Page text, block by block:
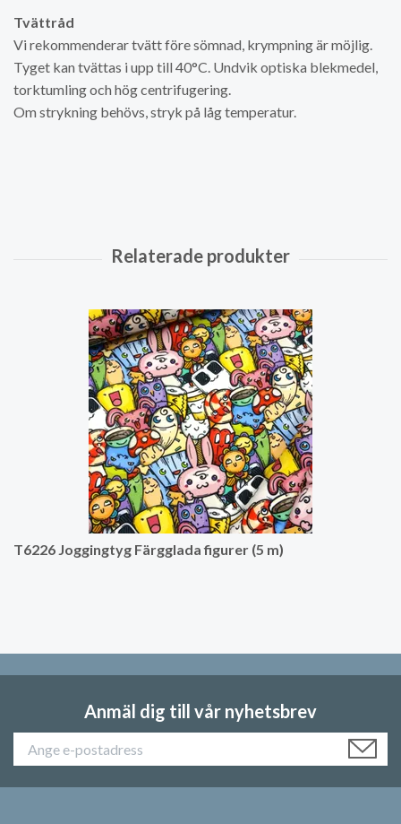
Tvättråd
Vi rekommenderar tvätt före sömnad, krympning är möjlig.
Tyget kan tvättas i upp till 40°C. Undvik optiska blekmedel,
torktumling och hög centrifugering.
Om strykning behövs, stryk på låg temperatur.
T6226 Joggingtyg Färgglada figurer (5 m)
Anmäl dig till vår nyhetsbrev